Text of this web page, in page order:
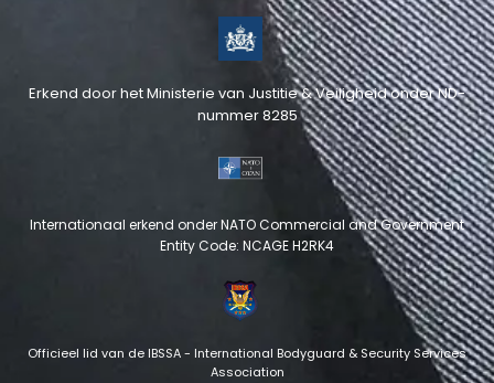
Erkend door het Ministerie van Justitie & Veiligheid onder ND-
nummer 8285
Internationaal erkend onder NATO Commercial and Government
Entity Code: NCAGE H2RK4
Officieel lid van de IBSSA - International Bodyguard & Security Services
Association